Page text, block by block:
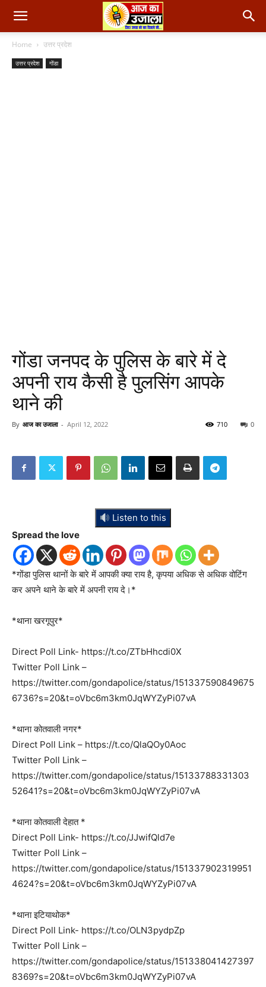
Home उत्तर प्रदेश
उत्तर प्रदेश गोंडा
गोंडा जनपद के पुलिस के बारे में दे
अपनी राय कैसी है पुलसिंग आपके
थाने की
By आज का उजाला - April 12, 2022 0
710
Listen to this
Spread the love
*गोंडा पुलिस थानों के बारे में आपकी क्या राय है, कृपया अधिक से अधिक वोटिंग
कर अपने थाने के बारे में अपनी राय दे।*
*थाना खरगूपुर*
Direct Poll Link- https://t.co/ZTbHhcdi0X
Twitter Poll Link –
https://twitter.com/gondapolice/status/151337590849675
6736?s=20&t=oVbc6m3km0JqWYZyPi07vA
*थाना कोतवाली नगर*
Direct Poll Link – https://t.co/QlaQOy0Aoc
Twitter Poll Link –
https://twitter.com/gondapolice/status/15133788331303
52641?s=20&t=oVbc6m3km0JqWYZyPi07vA
*थाना कोतवाली देहात *
Direct Poll Link- https://t.co/JJwifQld7e
Twitter Poll Link –
https://twitter.com/gondapolice/status/151337902319951
4624?s=20&t=oVbc6m3km0JqWYZyPi07vA
*थाना इटियाथोक*
Direct Poll Link- https://t.co/OLN3pydpZp
Twitter Poll Link –
https://twitter.com/gondapolice/status/151338041427397
8369?s=20&t=oVbc6m3km0JqWYZyPi07vA